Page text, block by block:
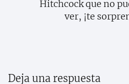
Hitchcock que no
ver, ¡te
Deja una respuesta